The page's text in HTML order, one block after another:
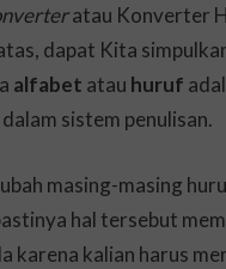
atau Konverter
dapat Kita
alfabet atau huruf
sistem penulisan.
masing-masing
hal tersebut
karena kalian harus